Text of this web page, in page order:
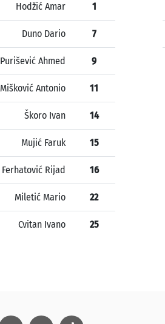
Hodžić Amar 1
Duno Dario 7
Purišević Ahmed 9
Mišković Antonio 11
Škoro Ivan 14
Mujić Faruk 15
Ferhatović Rijad 16
Miletić Mario 22
Cvitan Ivano 25